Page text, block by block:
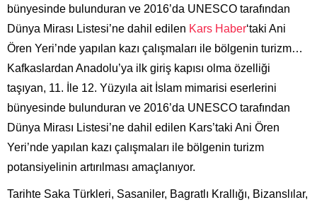
bünyesinde bulunduran ve 2016’da UNESCO tarafından
Dünya Mirası Listesi’ne dahil edilen Kars Haber‘taki Ani
Ören Yeri’nde yapılan kazı çalışmaları ile bölgenin turizm…
Kafkaslardan Anadolu’ya ilk giriş kapısı olma özelliği
taşıyan, 11. İle 12. Yüzyıla ait İslam mimarisi eserlerini
bünyesinde bulunduran ve 2016’da UNESCO tarafından
Dünya Mirası Listesi’ne dahil edilen Kars’taki Ani Ören
Yeri’nde yapılan kazı çalışmaları ile bölgenin turizm
potansiyelinin artırılması amaçlanıyor.
Tarihte Saka Türkleri, Sasaniler, Bagratlı Krallığı, Bizanslılar,